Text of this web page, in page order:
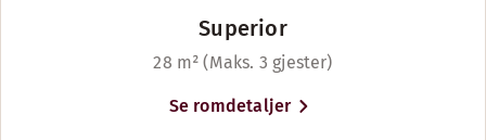
Superior
28 m² (Maks. 3 gjester)
Se romdetaljer